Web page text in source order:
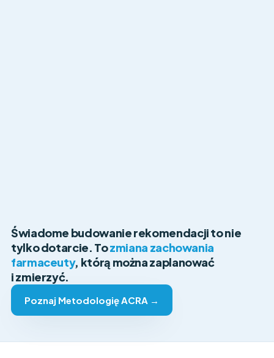
Świadome budowanie rekomendacji to nie
tylko dotarcie. Tozmiana zachowania
farmaceuty, którą można zaplanować
i zmierzyć.
Poznaj Metodologię ACRA →